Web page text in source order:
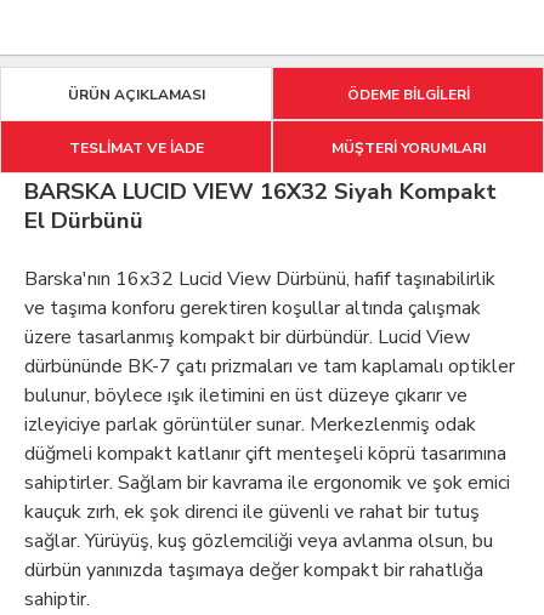
ÜRÜN AÇIKLAMASI ÖDEME BİLGİLERİ
TESLİMAT VE İADE MÜŞTERİ YORUMLARI
BARSKA LUCID VIEW 16X32 Siyah Kompakt
El Dürbünü
Barska'nın 16x32 Lucid View Dürbünü, hafif taşınabilirlik
ve taşıma konforu gerektiren koşullar altında çalışmak
üzere tasarlanmış kompakt bir dürbündür. Lucid View
dürbününde BK-7 çatı prizmaları ve tam kaplamalı optikler
bulunur, böylece ışık iletimini en üst düzeye çıkarır ve
izleyiciye parlak görüntüler sunar. Merkezlenmiş odak
düğmeli kompakt katlanır çift menteşeli köprü tasarımına
sahiptirler. Sağlam bir kavrama ile ergonomik ve şok emici
kauçuk zırh, ek şok direnci ile güvenli ve rahat bir tutuş
sağlar. Yürüyüş, kuş gözlemciliği veya avlanma olsun, bu
dürbün yanınızda taşımaya değer kompakt bir rahatlığa
sahiptir.